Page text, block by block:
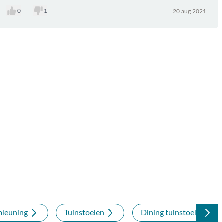
0 1 20 aug 2021
Tuinstoelen Dining tuinstoelen